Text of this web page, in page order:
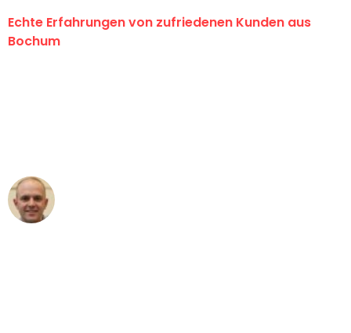
Echte Erfahrungen von zufriedenen Kunden aus
Bochum